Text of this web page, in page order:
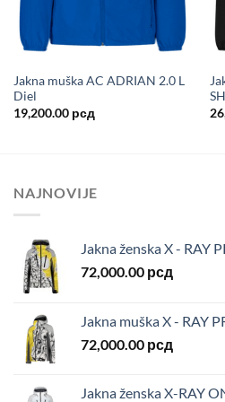
Jakna muška AC ADRIAN 2.0 L
Diel
19,200.00 рсд
NAJNOVIJE
Jakna ženska X - RAY
72,000.00 рсд
Jakna muška X - RAY
72,000.00 рсд
Jakna ženska X-RAY